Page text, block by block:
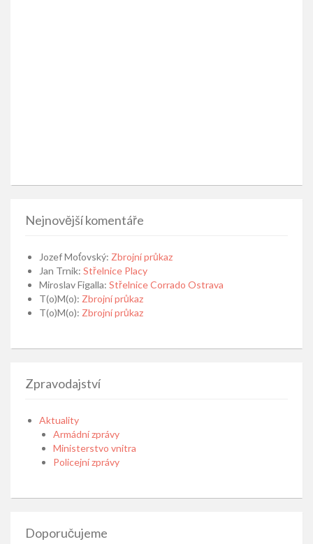
Nejnovější komentáře
Jozef Moťovský: Zbrojní průkaz
Jan Trnik: Střelnice Placy
Miroslav Figalla: Střelnice Corrado Ostrava
T(o)M(o): Zbrojní průkaz
T(o)M(o): Zbrojní průkaz
Zpravodajství
Aktuality
Armádní zprávy
Ministerstvo vnitra
Policejní zprávy
Doporučujeme